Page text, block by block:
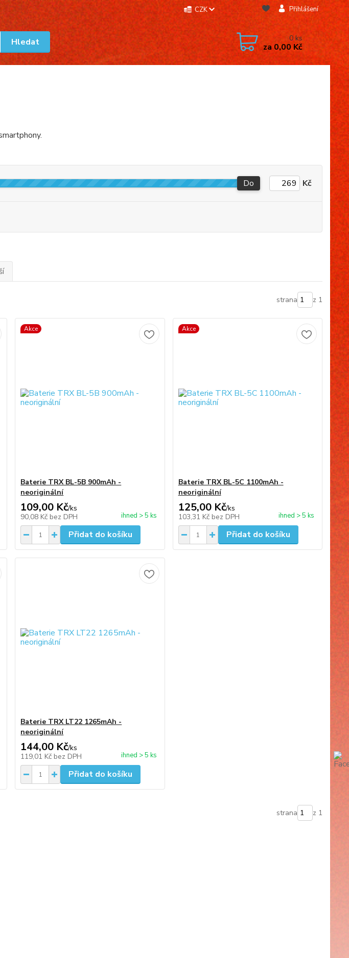
CZK Přihlášení
Hledat 0ks
za0,00 Kč
Do Kč
strana z 1
Akce
Baterie TRX BL-5B 900mAh -
neoriginální
109,00 Kč/ks
90,08 Kč bez DPH ihned > 5 ks
Přidat do košíku
Akce
Baterie TRX BL-5C 1100mAh -
neoriginální
125,00 Kč/ks
103,31 Kč bez DPH ihned > 5 ks
Přidat do košíku
Baterie TRX LT22 1265mAh -
neoriginální
144,00 Kč/ks
119,01 Kč bez DPH ihned > 5 ks
Přidat do košíku
strana z 1